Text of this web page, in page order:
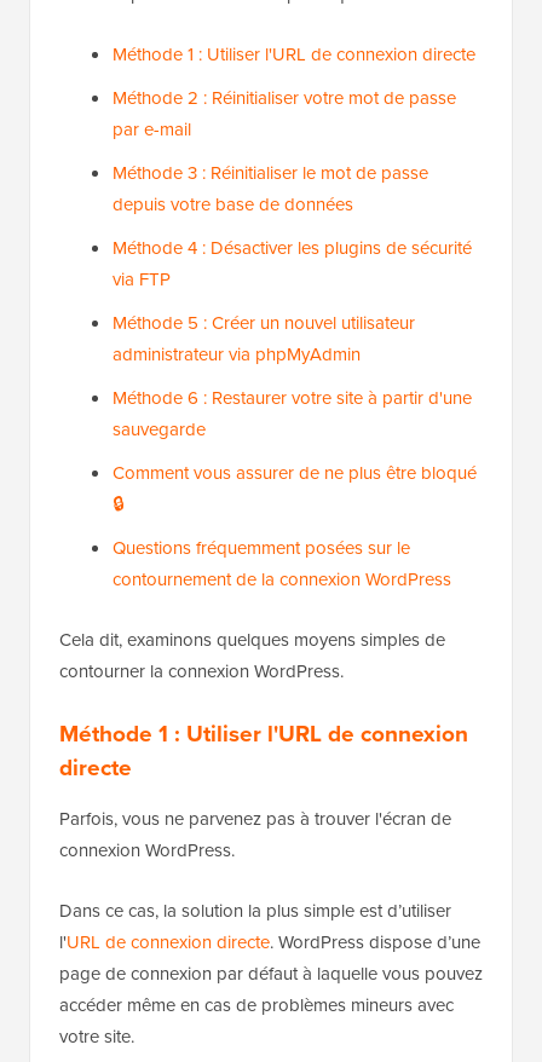
Méthode 1 : Utiliser l'URL de connexion directe
Méthode 2 : Réinitialiser votre mot de passe
par e-mail
Méthode 3 : Réinitialiser le mot de passe
depuis votre base de données
Méthode 4 : Désactiver les plugins de sécurité
via FTP
Méthode 5 : Créer un nouvel utilisateur
administrateur via phpMyAdmin
Méthode 6 : Restaurer votre site à partir d'une
sauvegarde
Comment vous assurer de ne plus être bloqué
🔒
Questions fréquemment posées sur le
contournement de la connexion WordPress
Cela dit, examinons quelques moyens simples de
contourner la connexion WordPress.
Méthode 1 : Utiliser l'URL de connexion
directe
Parfois, vous ne parvenez pas à trouver l'écran de
connexion WordPress.
Dans ce cas, la solution la plus simple est d’utiliser
l'URL de connexion directe. WordPress dispose d’une
page de connexion par défaut à laquelle vous pouvez
accéder même en cas de problèmes mineurs avec
votre site.